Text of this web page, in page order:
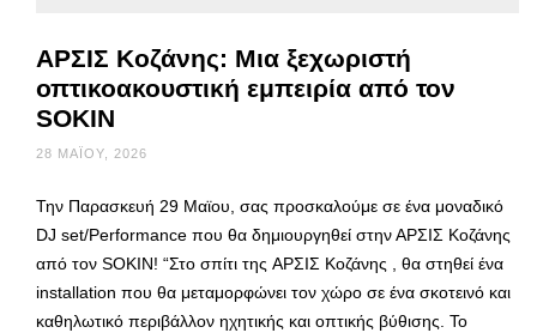
ΑΡΣΙΣ Κοζάνης: Μια ξεχωριστή
οπτικοακουστική εμπειρία από τον
SOKIN
28 ΜΑΪ́ΟΥ, 2026
Την Παρασκευή 29 Μαϊου, σας προσκαλούμε σε ένα μοναδικό
DJ set/Performance που θα δημιουργηθεί στην ΑΡΣΙΣ Κοζάνης
από τον SOKIN! “Στο σπίτι της AΡΣΙΣ Κοζάνης , θα στηθεί ένα
installation που θα μεταμορφώνει τον χώρο σε ένα σκοτεινό και
καθηλωτικό περιβάλλον ηχητικής και οπτικής βύθισης. Το